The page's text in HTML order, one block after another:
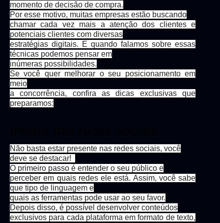
momento de decisão de compra.
Por esse motivo, muitas empresas estão buscando
chamar cada vez mais a atenção dos clientes e
potenciais clientes com diversas
estratégias digitais. E quando falamos sobre essas
técnicas podemos pensar em
inúmeras possibilidades.
Se você quer melhorar o seu posicionamento em
meio
a concorrência, confira as dicas exclusivas que
preparamos:
Não basta estar presente nas redes sociais, você
deve se destacar!
O primeiro passo é entender o seu público e
perceber em quais redes ele está. Assim, você sabe
que tipo de linguagem e
quais as ferramentas pode usar ao seu favor.
Depois disso, é possível desenvolver conteúdos
exclusivos para cada plataforma em formato de texto,